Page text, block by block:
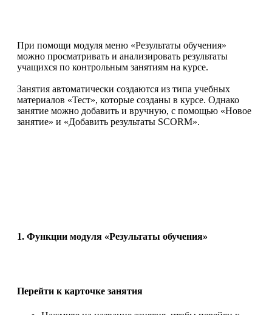
При помощи модуля меню «Результаты обучения»
можно просматривать и анализировать результаты
учащихся по контрольным занятиям на курсе.
Занятия автоматически создаются из типа учебных
материалов «Тест», которые созданы в курсе. Однако
занятие можно добавить и вручную, с помощью «Новое
занятие» и «Добавить результаты SCORM».
1. Функции модуля «Результаты обучения»
Перейти к карточке занятия